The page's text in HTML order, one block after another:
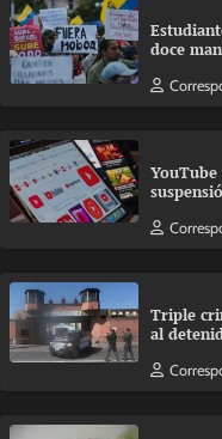
doce
Triple
al